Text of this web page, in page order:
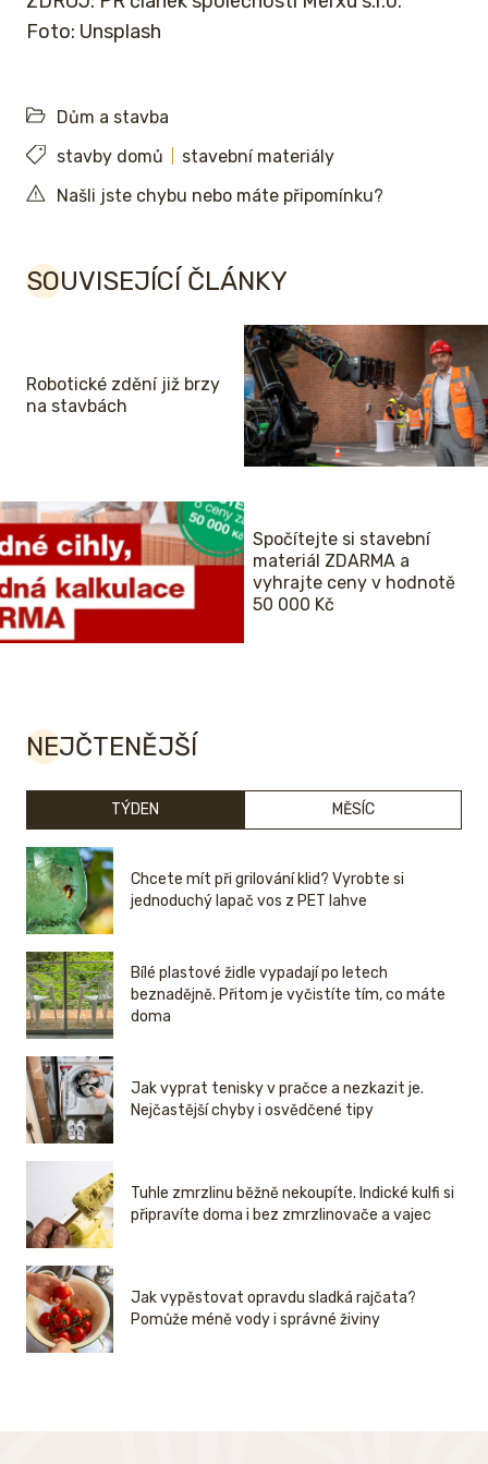
Foto: Unsplash
Dům a stavba
stavby domů
stavební materiály
Našli jste chybu nebo máte připomínku?
SOUVISEJÍCÍ ČLÁNKY
Robotické zdění již brzy
na stavbách
Spočítejte si stavební
materiál ZDARMA a
vyhrajte ceny v hodnotě
50 000 Kč
NEJČTENĚJŠÍ
TÝDEN MĚSÍC
Chcete mít při grilování klid? Vyrobte si
jednoduchý lapač vos z PET lahve
Bílé plastové židle vypadají po letech
beznadějně. Přitom je vyčistíte tím, co máte
doma
Jak vyprat tenisky v pračce a nezkazit je.
Nejčastější chyby i osvědčené tipy
Tuhle zmrzlinu běžně nekoupíte. Indické kulfi si
připravíte doma i bez zmrzlinovače a vajec
Jak vypěstovat opravdu sladká rajčata?
Pomůže méně vody i správné živiny